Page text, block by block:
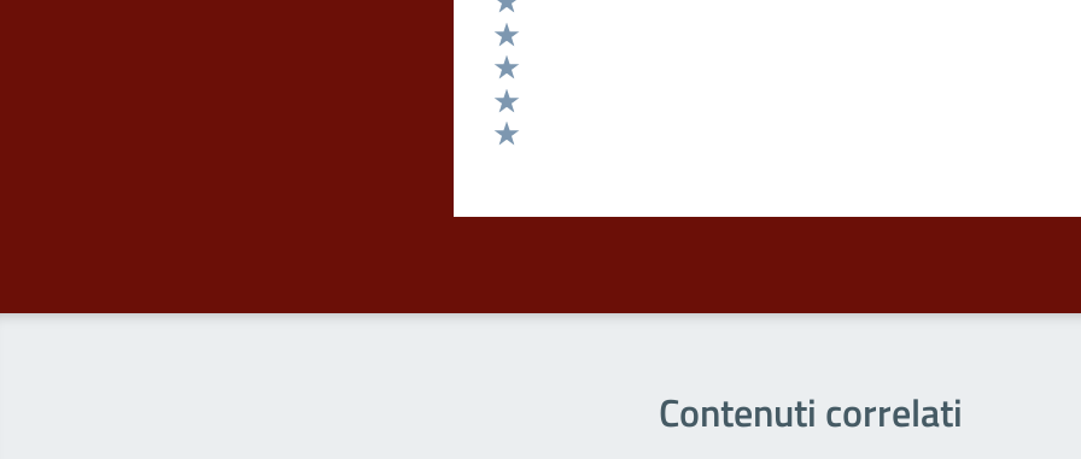
Valuta 5 stelle su 5
Valuta 4 stelle su 5
Valuta 3 stelle su 5
Valuta 2 stelle su 5
Contenuti correlati